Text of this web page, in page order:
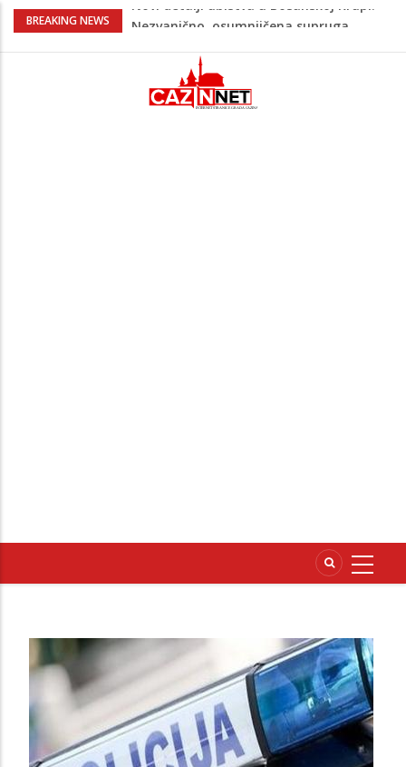
BREAKING NEWS
Na Ahiret preselila Bešić (rođ. Blažević)
Na Ahiret preselio ŠUPUK (Refik) ŠEFIK
Evo koje države su zasad za, a koje
protiv Infantina na izborima: Srbija i